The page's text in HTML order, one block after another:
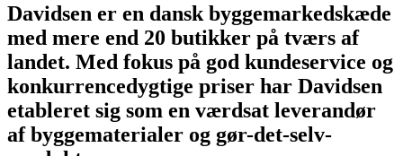
Davidsen er en dansk byggemarkedskæde
med mere end 20 butikker på tværs af
landet. Med fokus på god kundeservice og
konkurrencedygtige priser har Davidsen
etableret sig som en værdsat leverandør
af byggematerialer og gør-det-selv-